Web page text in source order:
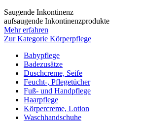
Saugende Inkontinenz
aufsaugende Inkontinenzprodukte
Mehr erfahren
Zur Kategorie Körperpflege
Babypflege
Badezusätze
Duschcreme, Seife
Feucht-, Pflegetücher
Fuß- und Handpflege
Haarpflege
Körpercreme, Lotion
Waschhandschuhe